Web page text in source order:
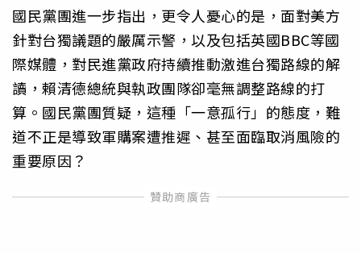
國民黨團進一步指出，更令人憂心的是，面對美方
針對台獨議題的嚴厲示警，以及包括英國BBC等國
際媒體，對民進黨政府持續推動激進台獨路線的解
讀，賴清德總統與執政團隊卻毫無調整路線的打
算。國民黨團質疑，這種「一意孤行」的態度，難
道不正是導致軍購案遭推遲、甚至面臨取消風險的
重要原因？